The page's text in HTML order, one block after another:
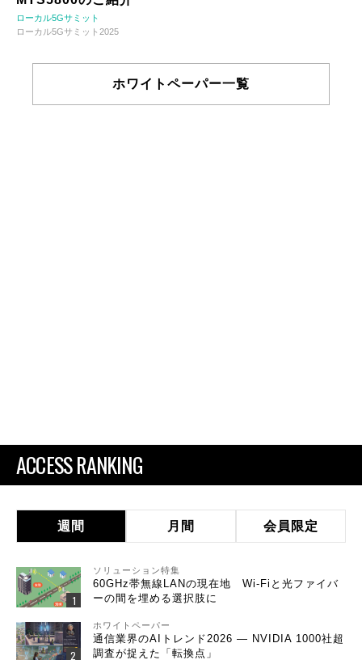
ローカル5Gサミット
ローカル5Gサミット2025
ホワイトペーパー一覧
ACCESS RANKING
週間 月間 会員限定
ソリューション特集
60GHz帯無線LANの現在地 Wi-Fiと光ファイバ
ーの間を埋める選択肢に
ホワイトペーパー
通信業界のAIトレンド2026 ― NVIDIA 1000社超
調査が捉えた「転換点」